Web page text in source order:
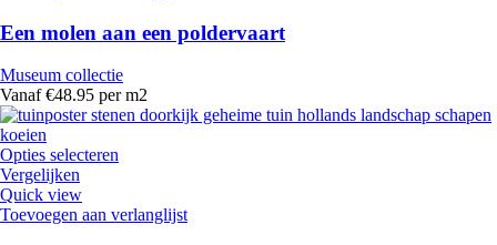
Een molen aan een poldervaart
Museum collectie
Vanaf €48.95 per m2
Opties selecteren
Vergelijken
Quick view
Toevoegen aan verlanglijst